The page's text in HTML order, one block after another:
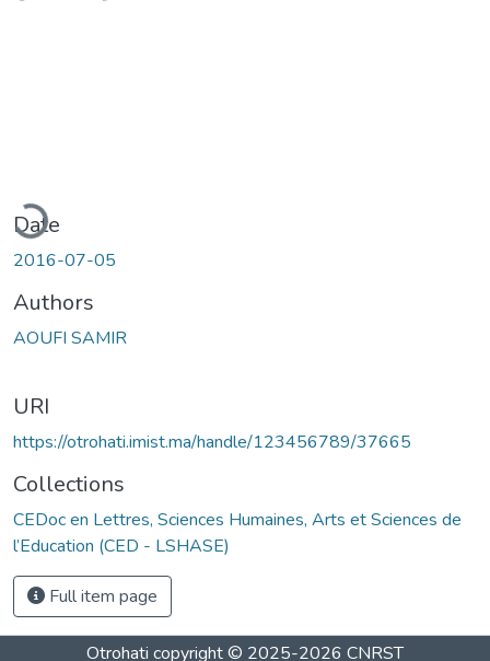
Date
2016-07-05
Authors
AOUFI SAMIR
URI
https://otrohati.imist.ma/handle/123456789/37665
Collections
CEDoc en Lettres, Sciences Humaines, Arts et Sciences de
l’Education (CED - LSHASE)
Full item page
Otrohati copyright © 2025-2026 CNRST